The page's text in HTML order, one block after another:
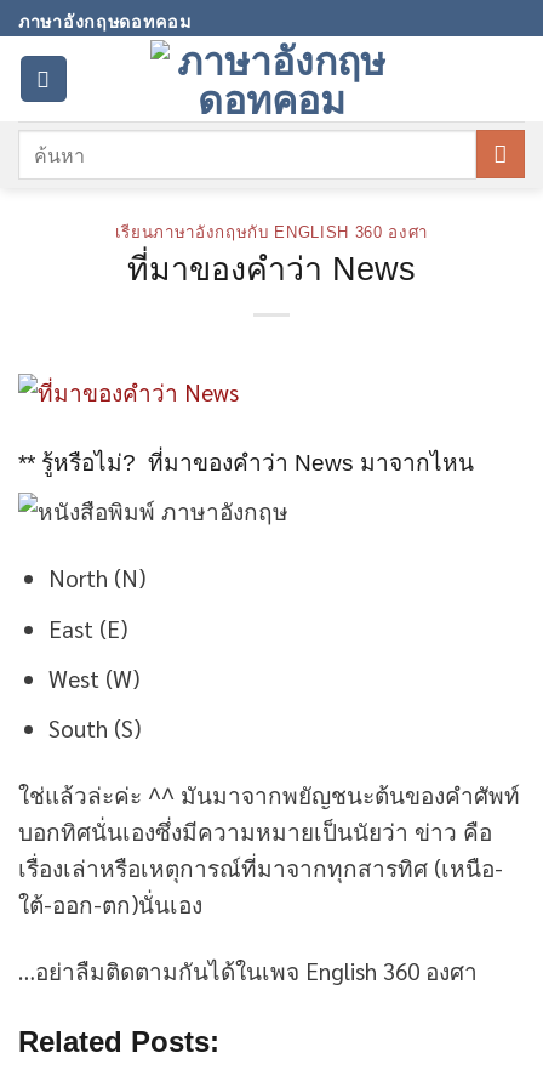
Skip
content
ภาษาอังกฤษดอทคอม
เรียนภาษาอังกฤษกับ ENGLISH 360 องศา
ที่มาของคำว่า News
** รู้หรือไม่? ที่มาของคำว่า News มาจากไหน
North (N)
East (E)
West (W)
South (S)
ใช่แล้วล่ะค่ะ ^^ มันมาจากพยัญชนะต้นของคำศัพท์
บอกทิศนั่นเองซึ่งมีความหมายเป็นนัยว่า ข่าว คือ
เรื่องเล่าหรือเหตุการณ์ที่มาจากทุกสารทิศ (เหนือ-
ใต้-ออก-ตก)นั่นเอง
…อย่าลืมติดตามกันได้ในเพจ English 360 องศา
Related Posts: